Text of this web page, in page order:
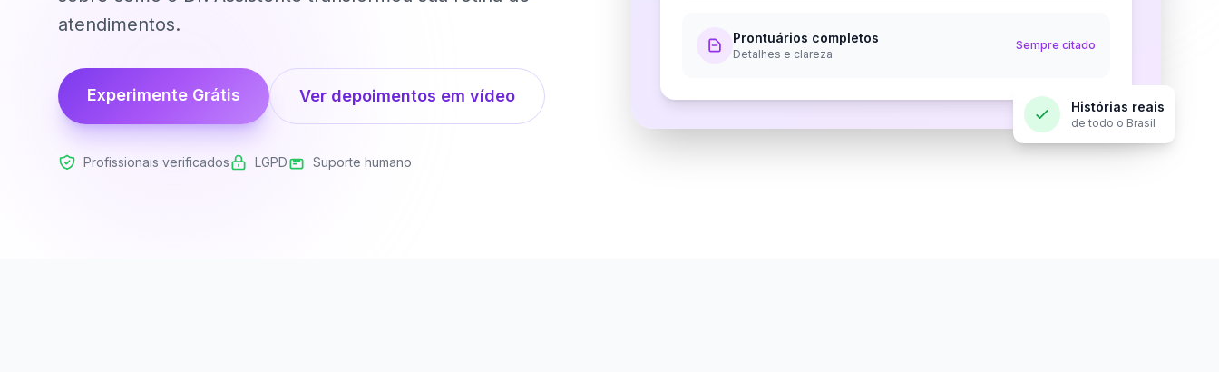
atendimentos.
Experimente Grátis Ver depoimentos em vídeo
Profissionais verificados LGPD Suporte humano
Prontuários completos
Detalhes e clareza
Sempre citado
Histórias reais
de todo o Brasil